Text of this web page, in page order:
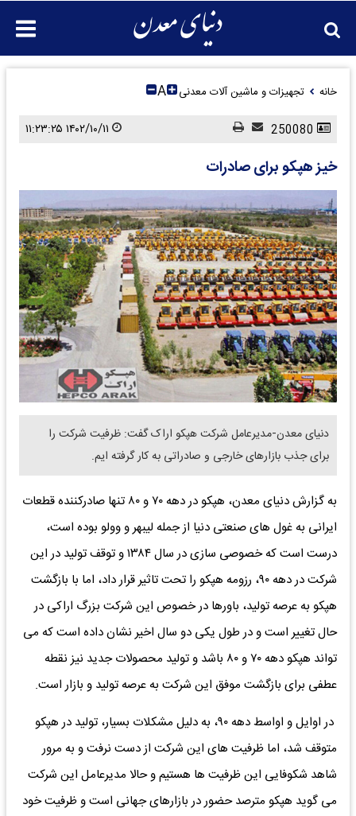
خانه تجهیزات و ماشین آلات معدنی A
خیز هپکو برای صادرات
دنیای معدن-مدیرعامل شرکت هپکو اراک گفت: ظرفیت شرکت را
برای جذب بازارهای خارجی و صادراتی به کار گرفته ایم.
به گزارش دنیای معدن، هپکو در دهه ۷۰ و ۸۰ تنها صادرکننده قطعات
ایرانی به غول های صنعتی دنیا از جمله لیبهر و وولو بوده است،
درست است که خصوصی سازی در سال ۱۳۸۴ و توقف تولید در این
شرکت در دهه ۹۰، رزومه هپکو را تحت تاثیر قرار داد، اما با بازگشت
هپکو به عرصه تولید، باورها در خصوص این شرکت بزرگ اراکی در
حال تغییر است و در طول یکی دو سال اخیر نشان داده است که می
تواند هپکو دهه ۷۰ و ۸۰ باشد و تولید محصولات جدید نیز نقطه
عطفی برای بازگشت موفق این شرکت به عرصه تولید و بازار است.
در اوایل و اواسط دهه ۹۰، به دلیل مشکلات بسیار، تولید در هپکو
متوقف شد، اما ظرفیت های این شرکت از دست نرفت و به مرور
شاهد شکوفایی این ظرفیت ها هستیم و حالا مدیرعامل این شرکت
می گوید هپکو مترصد حضور در بازارهای جهانی است و ظرفیت خود